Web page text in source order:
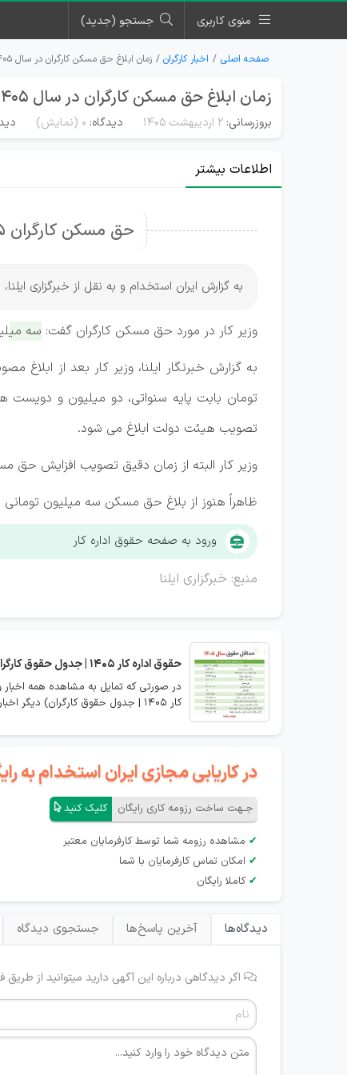
منوی کاربری جستجو (جدید)
صفحه اصلی اخبار کارگران زمان ابلاغ حق مسکن کارگران در سال ۱۴۰۵
زمان ابلاغ حق مسکن کارگران در سال ۱۴۰۵
بروزرسانی: ۲ اردیبهشت ۱۴۰۵ دیدگاه: 0 (نمایش)
اطلاعات بیشتر
حق مسکن کارگران 1405 چه زمانی ابلاغ می‌شود؟
به گزارش ایران استخدام و به نقل از خبرگزاری ایلنا، وزیر کار
وزیر کار در مورد حق مسکن کارگران گفت: سه
تصویب هیئت دولت ابلاغ می شود.
وزیر کار البته از زمان دقیق تصویب افزایش حق
ظاهراً هنوز از بلاغ حق مسکن سه میلیون
ورود به صفحه حقوق اداره کار
منبع: خبرگزاری ایلنا
حقوق اداره کار 1405 | جدول حقوق کارگران
کار 1405 | جدول حقوق کارگران) دیگر اخبار و اعلانات مربوطه را مشاهده نمایید.
در کاریابی مجازی ایران استخدام به
جـهت ساخت رزومه کاری رایگان کلیک کنید
✔ مشاهده رزومه شما توسط کارفرمایان معتبر
✔ امکان تماس کارفرمایان با شما
✔ کاملا رایگان
دیدگاه‌ها آخرین پاسخ‌ها جستجوی دیدگاه
اگر دیدگاهی درباره این آگهی دارید میتوانید از